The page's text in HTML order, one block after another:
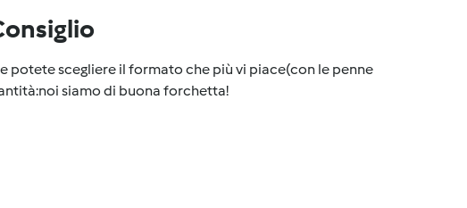
potete scegliere il formato che più vi piace(con le penne
siamo di buona forchetta!